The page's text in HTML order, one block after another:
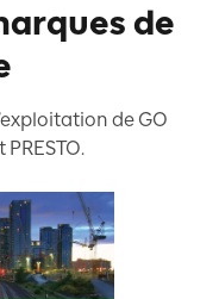
de
de GO
PRESTO.